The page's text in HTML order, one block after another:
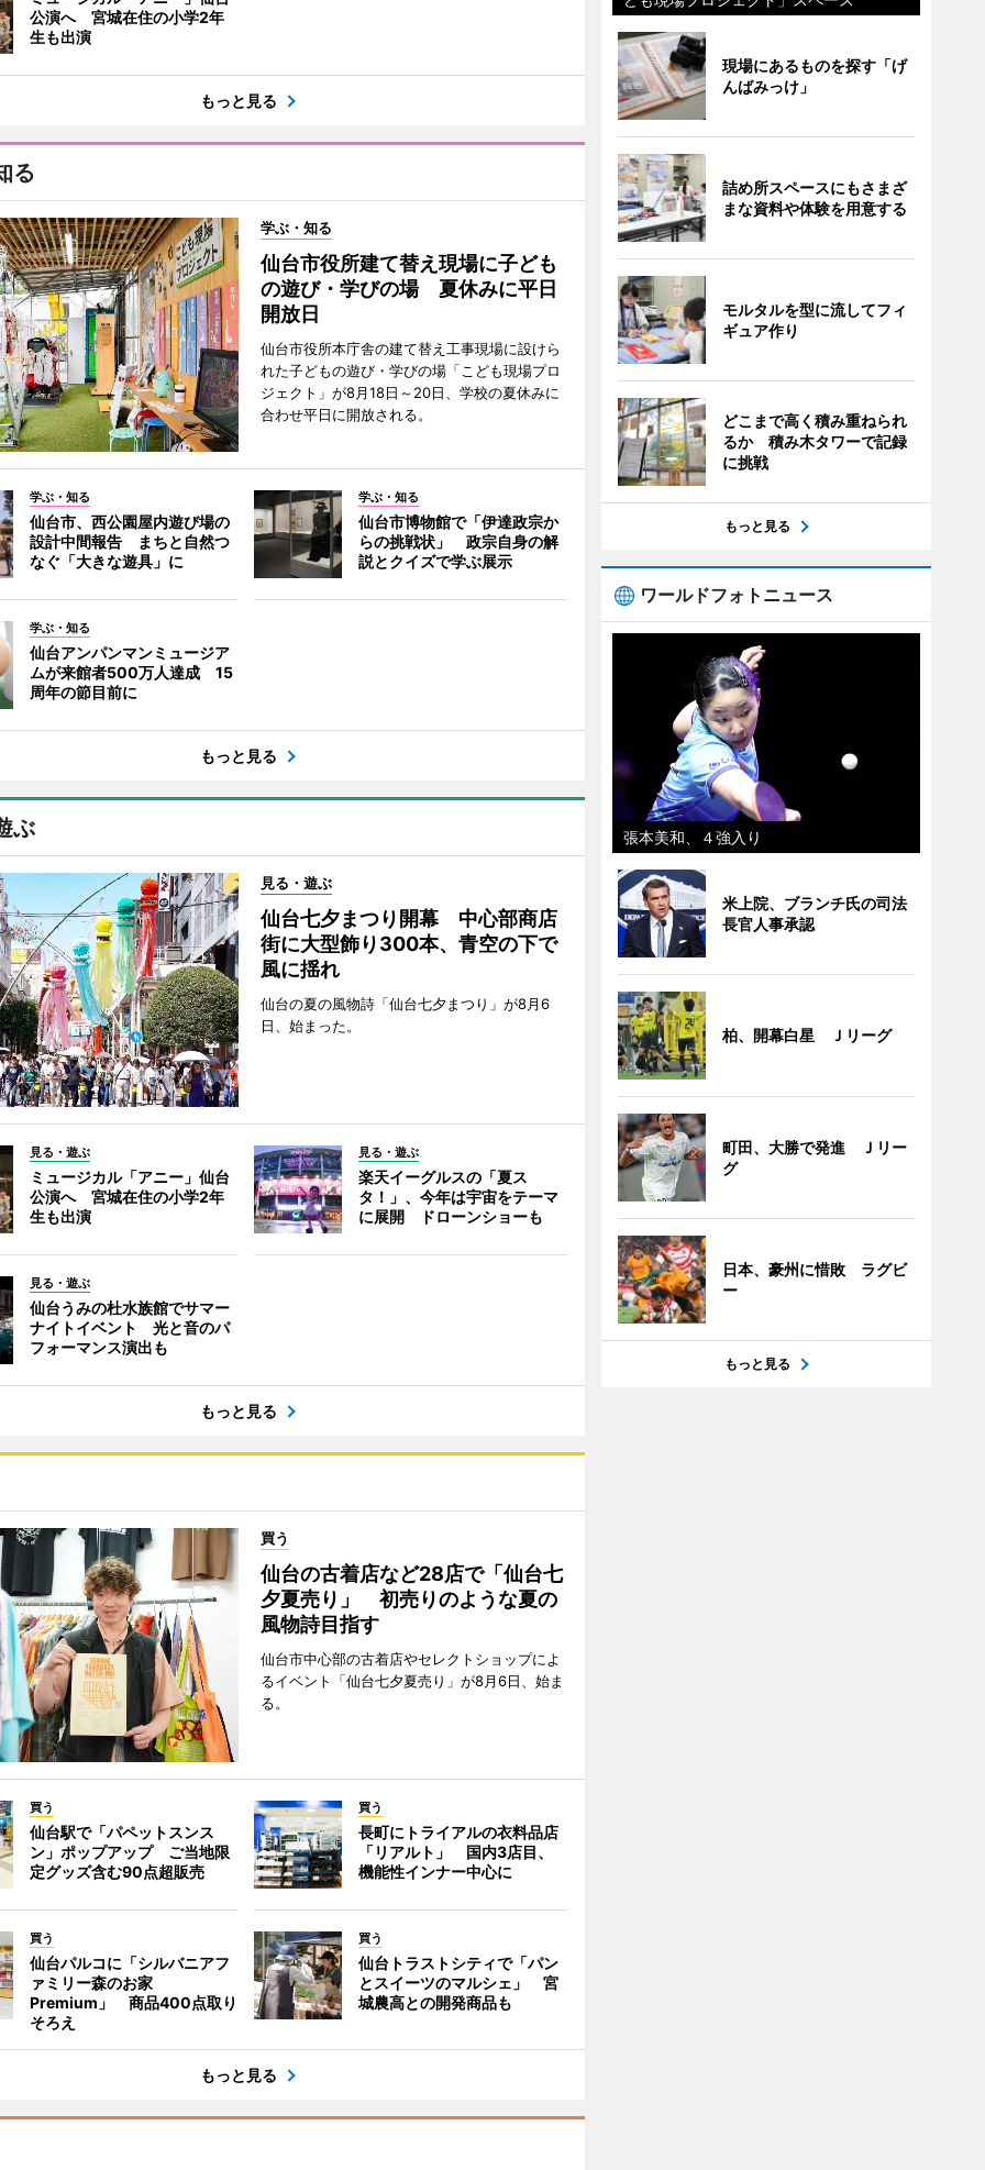
公演へ 宮城在住の小学2年
生も出演
もっと見る
る
学ぶ・知る
仙台市役所建て替え現場に子ども
の遊び・学びの場 夏休みに平日
開放日
仙台市役所本庁舎の建て替え工事現場に設けら
れた子どもの遊び・学びの場「こども現場プロ
ジェクト」が8月18日～20日、学校の夏休みに
合わせ平日に開放される。
学ぶ・知る
仙台市、西公園屋内遊び場の
設計中間報告 まちと自然つ
なぐ「大きな遊具」に
学ぶ・知る
仙台市博物館で「伊達政宗か
らの挑戦状」 政宗自身の解
説とクイズで学ぶ展示
学ぶ・知る
仙台アンパンマンミュージア
ムが来館者500万人達成 15
周年の節目前に
もっと見る
ぶ
見る・遊ぶ
仙台七夕まつり開幕 中心部商店
街に大型飾り300本、青空の下で
風に揺れ
仙台の夏の風物詩「仙台七夕まつり」が8月6
日、始まった。
見る・遊ぶ
ミュージカル「アニー」仙台
公演へ 宮城在住の小学2年
生も出演
見る・遊ぶ
楽天イーグルスの「夏ス
タ！」、今年は宇宙をテーマ
に展開 ドローンショーも
見る・遊ぶ
仙台うみの杜水族館でサマー
ナイトイベント 光と音のパ
フォーマンス演出も
もっと見る
買う
仙台の古着店など28店で「仙台七
夕夏売り」 初売りのような夏の
風物詩目指す
仙台市中心部の古着店やセレクトショップによ
るイベント「仙台七夕夏売り」が8月6日、始ま
る。
買う
仙台駅で「パペットスンス
ン」ポップアップ ご当地限
定グッズ含む90点超販売
買う
長町にトライアルの衣料品店
「リアルト」 国内3店目、
機能性インナー中心に
買う
仙台パルコに「シルバニアフ
ァミリー森のお家
Premium」 商品400点取り
そろえ
買う
仙台トラストシティで「パン
とスイーツのマルシェ」 宮
城農高との開発商品も
もっと見る
現場にあるものを探す「げ
んばみっけ」
詰め所スペースにもさまざ
まな資料や体験を用意する
モルタルを型に流してフィ
ギュア作り
どこまで高く積み重ねられ
るか 積み木タワーで記録
に挑戦
もっと見る
ワールドフォトニュース
張本美和、４強入り
米上院、ブランチ氏の司法
長官人事承認
柏、開幕白星 Ｊリーグ
町田、大勝で発進 Ｊリー
グ
日本、豪州に惜敗 ラグビ
ー
もっと見る